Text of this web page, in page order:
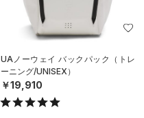
UAノーウェイ バックパック（トレ
ーニング/UNISEX）
￥19,910